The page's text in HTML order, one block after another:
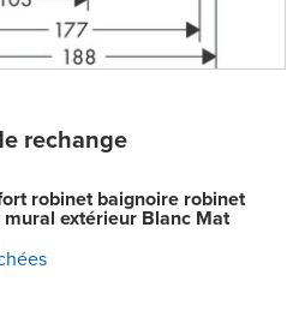
rechange
robinet baignoire robinet
extérieur Blanc Mat